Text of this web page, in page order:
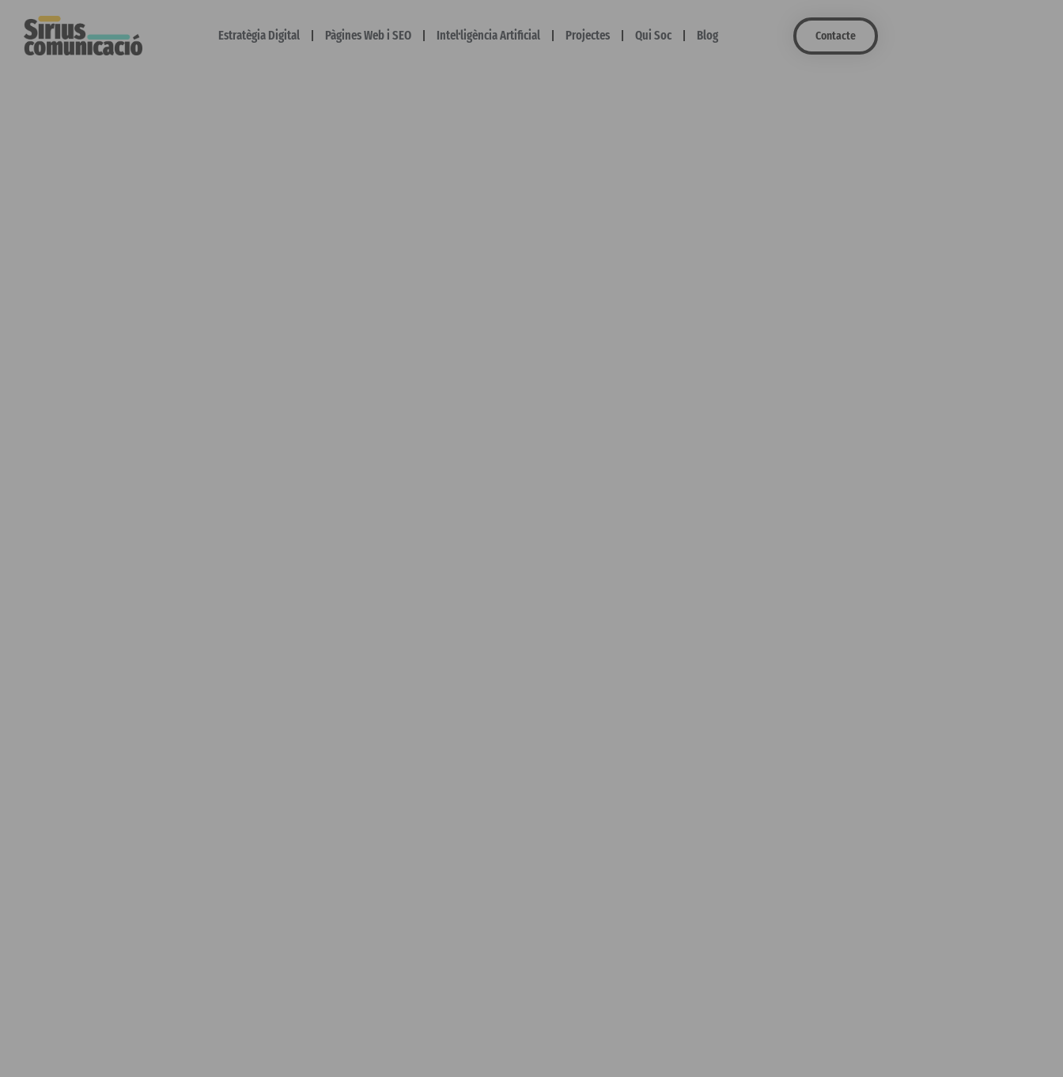
Estratègia Digital Pàgines Web i SEO Intel·ligència Artificial Projectes Qui Soc Blog Contacte